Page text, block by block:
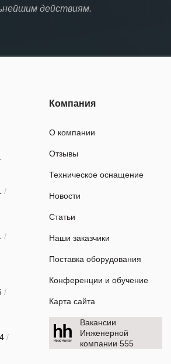
действиям.
/
/
/
/
Компания
О компании
Отзывы
Техническое оснащение
Новости
Статьи
Наши заказчики
Поставка оборудования
Конференции и обучение
Карта сайта
Вакансии
Инженерной
компании 555